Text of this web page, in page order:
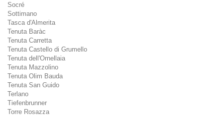
Socré
Sottimano
Tasca d'Almerita
Tenuta Baràc
Tenuta Carretta
Tenuta Castello di Grumello
Tenuta dell'Ornellaia
Tenuta Mazzolino
Tenuta Olim Bauda
Tenuta San Guido
Terlano
Tiefenbrunner
Torre Rosazza